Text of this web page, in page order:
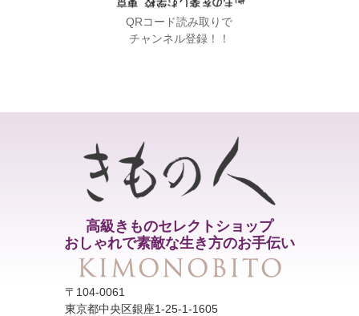
QRコード読み取りで
チャンネル登録！！
高級きものセレクトショップ
おしゃれで素敵な生き方のお手伝い
〒104-0061
東京都中央区銀座1-25-1-1605